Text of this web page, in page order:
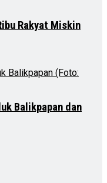
Rakyat Miskin
Balikpapan dan